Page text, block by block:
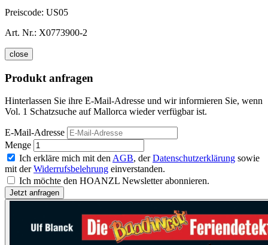
Preiscode: US05
Art. Nr.: X0773900-2
close
Produkt anfragen
Hinterlassen Sie ihre E-Mail-Adresse und wir informieren Sie, wenn
Vol. 1 Schatzsuche auf Mallorca wieder verfügbar ist.
E-Mail-Adresse
Menge
Ich erkläre mich mit den AGB, derDatenschutzerklärung sowie
mit derWiderrufsbelehrung einverstanden.
Ich möchte den HOANZL Newsletter abonnieren.